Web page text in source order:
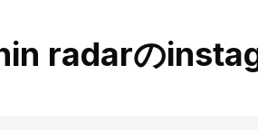
radarの